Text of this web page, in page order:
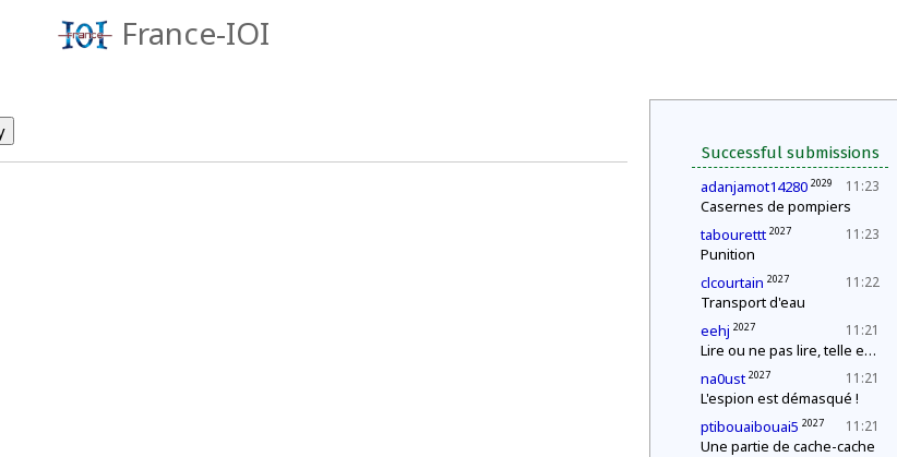
France-IOI
Successful submissions
11:23
adanjamot14280 2029
Casernes de pompiers
11:23
tabourettt 2027
Punition
11:22
clcourtain 2027
Transport d'eau
11:21
eehj 2027
Lire ou ne pas lire, telle est la question
11:21
na0ust 2027
L'espion est démasqué !
11:21
ptibouaibouai5 2027
Une partie de cache-cache